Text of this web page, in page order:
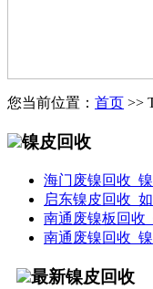
您当前位置： 首页 >>
镍皮回收
海门废镍回收_
启东镍皮回收_
南通废镍板回收
南通废镍回收_
最新镍皮回收